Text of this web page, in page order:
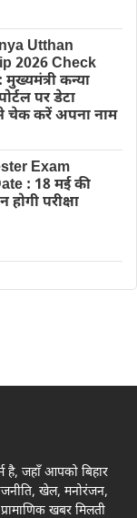
Utthan
2026 Check
कन्या
पर डेटा
चेक करें अपना नाम
Exam
: 18 मई की
होगी परीक्षा
है, जहाँ आपको बिहार
राजनीति, खेल, मनोरंजन,
खबर मिलती